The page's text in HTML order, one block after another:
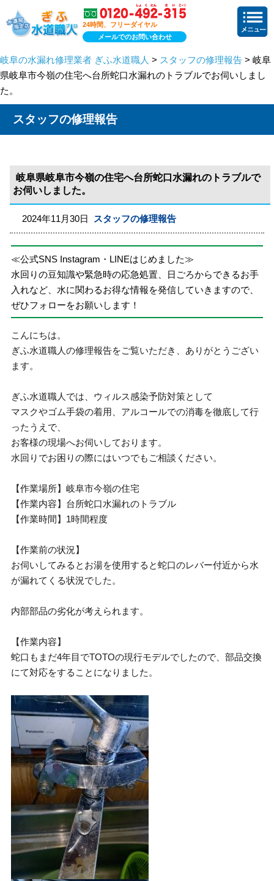
24時間、フリーダイヤル
メールでのお問い合わせ
岐阜の水漏れ修理業者 ぎふ水道職人 > スタッフの修理報告 > 岐阜
県岐阜市今嶺の住宅へ台所蛇口水漏れのトラブルでお伺いしまし
た。
スタッフの修理報告
岐阜県岐阜市今嶺の住宅へ台所蛇口水漏れのトラブルで
お伺いしました。
2024年11月30日 スタッフの修理報告
≪公式SNS Instagram・LINEはじめました≫
水回りの豆知識や緊急時の応急処置、日ごろからできるお手
入れなど、水に関わるお得な情報を発信していきますので、
ぜひフォローをお願いします！
こんにちは。
ぎふ水道職人の修理報告をご覧いただき、ありがとうござい
ます。
ぎふ水道職人では、ウィルス感染予防対策として
マスクやゴム手袋の着用、アルコールでの消毒を徹底して行
ったうえで、
お客様の現場へお伺いしております。
水回りでお困りの際にはいつでもご相談ください。
【作業場所】岐阜市今嶺の住宅
【作業内容】台所蛇口水漏れのトラブル
【作業時間】1時間程度
【作業前の状況】
お伺いしてみるとお湯を使用すると蛇口のレバー付近から水
が漏れてくる状況でした。
内部部品の劣化が考えられます。
【作業内容】
蛇口もまだ4年目でTOTOの現行モデルでしたので、部品交換
にて対応をすることになりました。